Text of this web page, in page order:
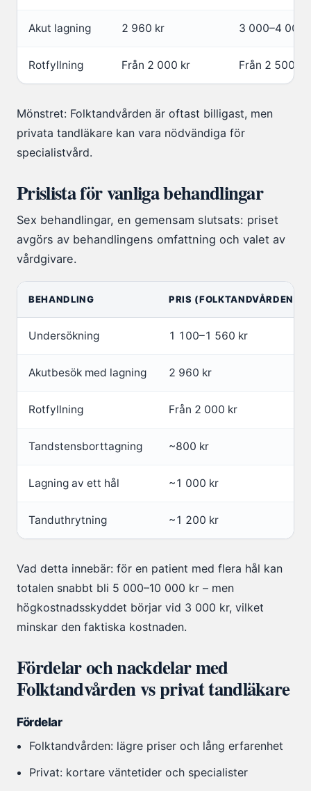
Akut lagning 2 960 kr 3 000–4 000
Rotfyllning Från 2 000 kr Från 2 500 kr
Mönstret: Folktandvården är oftast billigast, men
privata tandläkare kan vara nödvändiga för
specialistvård.
Prislista för vanliga behandlingar
Sex behandlingar, en gemensam slutsats: priset
avgörs av behandlingens omfattning och valet av
vårdgivare.
BEHANDLING PRIS (FOLKTANDVÅRDEN)
Undersökning 1 100–1 560 kr
Akutbesök med lagning 2 960 kr
Rotfyllning Från 2 000 kr
Tandstensborttagning ~800 kr
Lagning av ett hål ~1 000 kr
Tanduthrytning ~1 200 kr
Vad detta innebär: för en patient med flera hål kan
totalen snabbt bli 5 000–10 000 kr – men
högkostnadsskyddet börjar vid 3 000 kr, vilket
minskar den faktiska kostnaden.
Fördelar och nackdelar med
Folktandvården vs privat tandläkare
Fördelar
Folktandvården: lägre priser och lång erfarenhet
Privat: kortare väntetider och specialister